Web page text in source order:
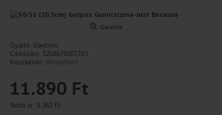
Galéria
Gyártó: Santoro
Cikkszám: 5204679207783
Készletinfó: Rendelhető
11.890 Ft
Nettó ár: 9.362 Ft